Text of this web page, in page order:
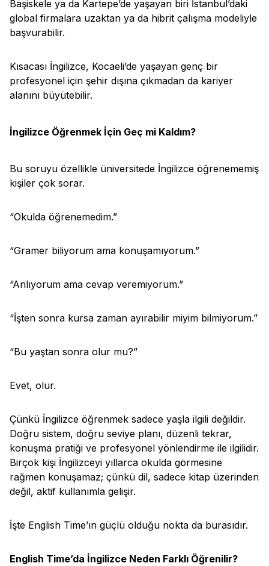
Başiskele ya da Kartepe’de yaşayan biri İstanbul’daki
global firmalara uzaktan ya da hibrit çalışma modeliyle
başvurabilir.
Kısacası İngilizce, Kocaeli’de yaşayan genç bir
profesyonel için şehir dışına çıkmadan da kariyer
alanını büyütebilir.
İngilizce Öğrenmek İçin Geç mi Kaldım?
Bu soruyu özellikle üniversitede İngilizce öğrenememiş
kişiler çok sorar.
“Okulda öğrenemedim.”
“Gramer biliyorum ama konuşamıyorum.”
“Anlıyorum ama cevap veremiyorum.”
“İşten sonra kursa zaman ayırabilir miyim bilmiyorum.”
“Bu yaştan sonra olur mu?”
Evet, olur.
Çünkü İngilizce öğrenmek sadece yaşla ilgili değildir.
Doğru sistem, doğru seviye planı, düzenli tekrar,
konuşma pratiği ve profesyonel yönlendirme ile ilgilidir.
Birçok kişi İngilizceyi yıllarca okulda görmesine
rağmen konuşamaz; çünkü dil, sadece kitap üzerinden
değil, aktif kullanımla gelişir.
İşte English Time’ın güçlü olduğu nokta da burasıdır.
English Time’da İngilizce Neden Farklı Öğrenilir?